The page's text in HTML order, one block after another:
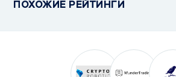
ПОХОЖИЕ РЕЙТИНГИ